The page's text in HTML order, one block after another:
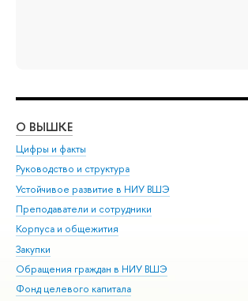
О ВЫШКЕ
Цифры и факты
Руководство и структура
Устойчивое развитие в НИУ ВШЭ
Преподаватели и сотрудники
Корпуса и общежития
Закупки
Обращения граждан в НИУ ВШЭ
Фонд целевого капитала